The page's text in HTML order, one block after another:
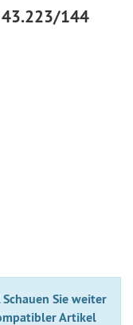
43.223/144
Schauen Sie weiter
Artikel